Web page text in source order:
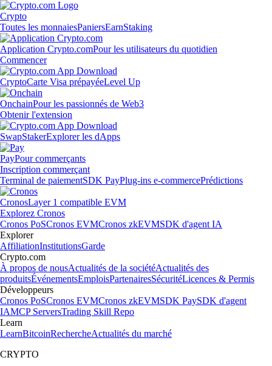
Crypto
Toutes les monnaiesPaniersEarnStaking
Application Crypto.comPour les utilisateurs du quotidien
Commencer
CryptoCarte Visa prépayéeLevel Up
OnchainPour les passionnés de Web3
Obtenir l'extension
SwapStakerExplorer les dApps
PayPour commerçants
Inscription commerçant
Terminal de paiementSDK PayPlug-ins e-commercePrédictions
CronosLayer 1 compatible EVM
Explorez Cronos
Cronos PoSCronos EVMCronos zkEVMSDK d'agent IA
Explorer
AffiliationInstitutionsGarde
Crypto.com
À propos de nousActualités de la sociétéActualités des
produitsÉvénementsEmploisPartenairesSécuritéLicences & Permis
Développeurs
Cronos PoSCronos EVMCronos zkEVMSDK PaySDK d'agent
IAMCP ServersTrading Skill Repo
Learn
LearnBitcoinRechercheActualités du marché
CRYPTO